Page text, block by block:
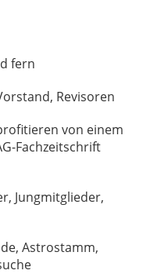
fern
Revisoren
von einem
Fachzeitschrift
Jungmitglieder,
Astrostamm,